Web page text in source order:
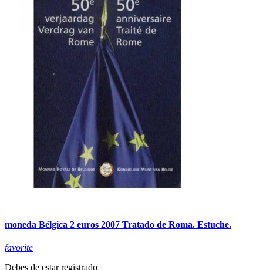
moneda Bélgica 2 euros 2007 Tratado de Roma. Estuche.
favorite
Debes de estar registrado